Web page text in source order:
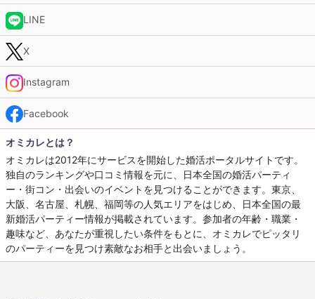
LINE
X
Instagram
Facebook
オミカレとは？
オミカレは2012年にサービスを開始した婚活ポータルサイトです。
独自のランキングや口コミ情報を元に、日本全国の婚活パーティ
ー・街コン・出会いのイベントを見つけることができます。東京、
大阪、名古屋、札幌、福岡等の人気エリアをはじめ、日本全国の最
新婚活パーティー情報が掲載されています。参加者の年齢・職業・
趣味など、あなたが重視したい条件をもとに、オミカレでピッタリ
のパーティーを見つけ素敵なお相手と出会いましょう。